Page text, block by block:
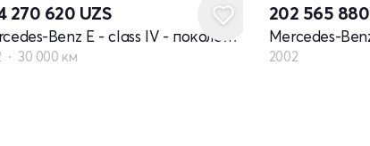
270 620 UZS
Mercedes-Benz E - class IV - поколение W212
30 000 км
202 565 880
2002